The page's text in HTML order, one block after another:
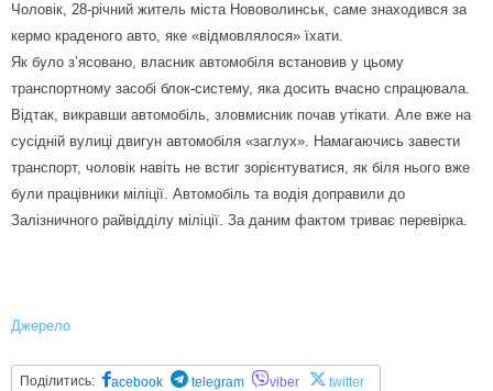
Чоловік, 28-річний житель міста Нововолинськ, саме знаходився за
кермо краденого авто, яке «відмовлялося» їхати.
Як було з’ясовано, власник автомобіля встановив у цьому
транспортному засобі блок-систему, яка досить вчасно спрацювала.
Відтак, викравши автомобіль, зловмисник почав утікати. Але вже на
сусідній вулиці двигун автомобіля «заглух». Намагаючись завести
транспорт, чоловік навіть не встиг зорієнтуватися, як біля нього вже
були працівники міліції. Автомобіль та водія доправили до
Залізничного райвідділу міліції. За даним фактом триває перевірка.
Джерело
Поділитись: acebook telegram viber twitter